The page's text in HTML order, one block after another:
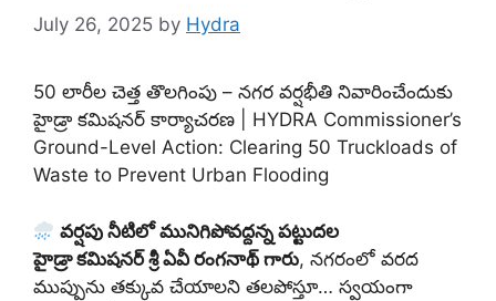
July 26, 2025 by Hydra
50 లారీల చెత్త తొలగింపు – నగర వర్షభీతి నివారించేందుకు
హైడ్రా కమిషనర్ కార్యాచరణ | HYDRA Commissioner’s
Ground-Level Action: Clearing 50 Truckloads of
Waste to Prevent Urban Flooding
వర్షపు నీటిలో మునిగిపోవద్దన్న పట్టుదల
హైడ్రా కమిషనర్ శ్రీ ఏవీ రంగనాథ్ గారు, నగరంలో వరద
ముప్పును తక్కువ చేయాలని తలపోస్తూ… స్వయంగా